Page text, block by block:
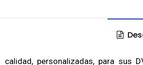
personalizadas, para sus